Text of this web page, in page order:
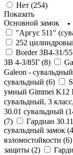
Нет (254)
Показать
Основной замок
"Аргус 511"
252
Border 3В4-31/
ЗВ 4-3/85Г (8)
Galeon -
сувальдный (6)
умный Gimmei K12
сувальдный, 3
30.01 сувальдный (
(7) Гардиан
сувальдный замок
взломостойкости (6)
защиты (2)